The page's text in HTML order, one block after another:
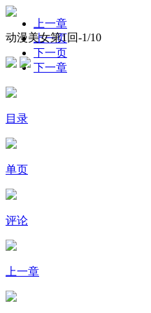
动漫美女第1回-1/10
上一章
上一页
下一页
下一章
目录
单页
评论
上一章